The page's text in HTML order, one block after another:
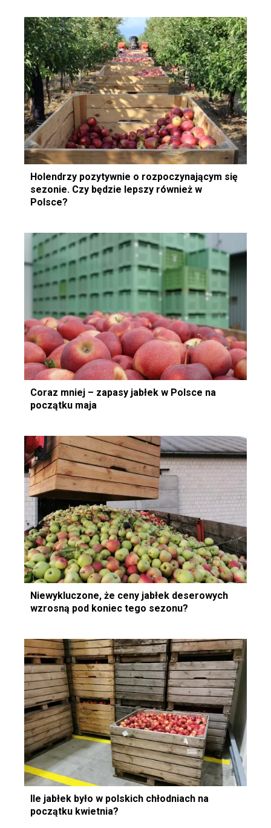
Holendrzy pozytywnie o rozpoczynającym się
sezonie. Czy będzie lepszy również w
Polsce?
Coraz mniej – zapasy jabłek w Polsce na
początku maja
Niewykluczone, że ceny jabłek deserowych
wzrosną pod koniec tego sezonu?
Ile jabłek było w polskich chłodniach na
początku kwietnia?